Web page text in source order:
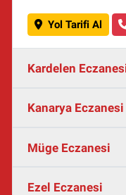
Yol Tarifi Al
Kardelen
Kanarya Eczanesi
Müge Eczanesi
Ezel Eczanesi